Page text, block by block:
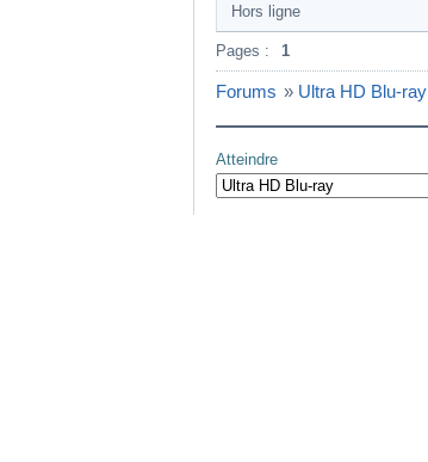
Hors ligne
Pages : 1
Forums » Ultra HD Blu-ray
Atteindre